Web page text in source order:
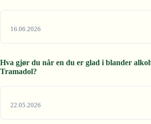
16.06.2026
Hva gjør du når en du er glad i blander
Tramadol?
22.05.2026